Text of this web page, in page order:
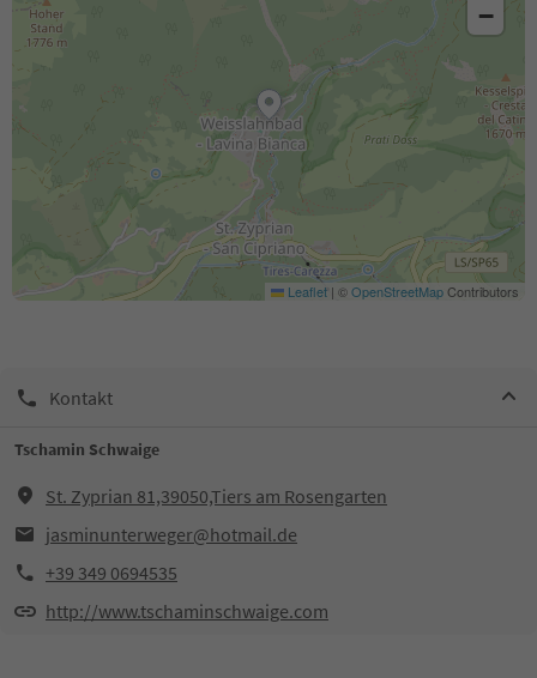
−
Leaflet | ©OpenStreetMapContributors
Kontakt
Tschamin Schwaige
St. Zyprian 81,39050,Tiers am Rosengarten
jasminunterweger@hotmail.de
+39 349 0694535
http://www.tschaminschwaige.com